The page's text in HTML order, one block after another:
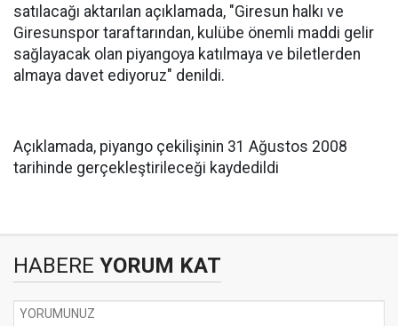
satılacağı aktarılan açıklamada, "Giresun halkı ve
Giresunspor taraftarından, kulübe önemli maddi gelir
sağlayacak olan piyangoya katılmaya ve biletlerden
almaya davet ediyoruz" denildi.
Açıklamada, piyango çekilişinin 31 Ağustos 2008
tarihinde gerçekleştirileceği kaydedildi
HABERE YORUM KAT